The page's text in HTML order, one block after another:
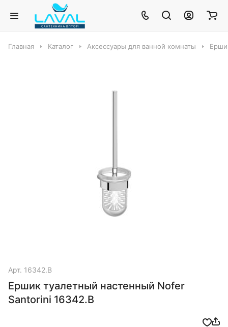
Главная Каталог Аксессуары для ванной комнаты
Арт. 16342.B
Ершик туалетный настенный Nofer
Santorini 16342.B